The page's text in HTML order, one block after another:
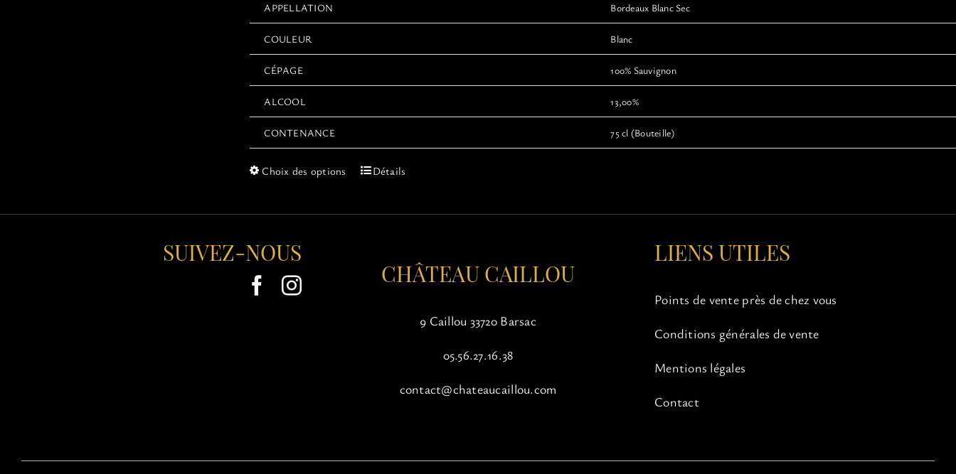
APPELLATION Bordeaux Blanc Sec
COULEUR Blanc
CÉPAGE 100% Sauvignon
ALCOOL 13,00%
CONTENANCE 75 cl (Bouteille)
Choix des options
Ce
plusieurs
options
peuvent
Détails
SUIVEZ-NOUS
CHÂTEAU CAILLOU
9 Caillou 33720 Barsac
05.56.27.16.38
contact@chateaucaillou.com
LIENS UTILES
Points de vente près de chez vous
Conditions générales de vente
Mentions légales
Contact